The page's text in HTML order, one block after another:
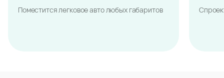
Поместится легковое авто любых габаритов